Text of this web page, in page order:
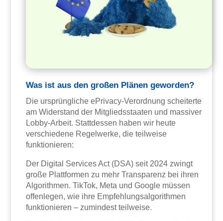
Was ist aus den großen Plänen geworden?
Die ursprüngliche ePrivacy-Verordnung scheiterte
am Widerstand der Mitgliedsstaaten und massiver
Lobby-Arbeit. Stattdessen haben wir heute
verschiedene Regelwerke, die teilweise
funktionieren:
Der Digital Services Act (DSA) seit 2024 zwingt
große Plattformen zu mehr Transparenz bei ihren
Algorithmen. TikTok, Meta und Google müssen
offenlegen, wie ihre Empfehlungsalgorithmen
funktionieren – zumindest teilweise.